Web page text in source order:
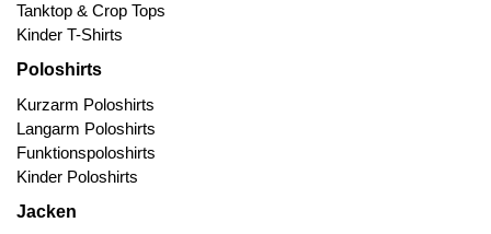
Tanktop & Crop Tops
Kinder T-Shirts
Poloshirts
Kurzarm Poloshirts
Langarm Poloshirts
Funktionspoloshirts
Kinder Poloshirts
Jacken